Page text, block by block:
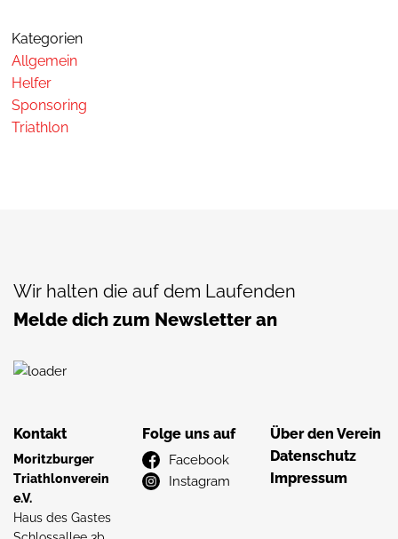
Kategorien
Allgemein
Helfer
Sponsoring
Triathlon
Wir halten die auf dem Laufenden
Melde dich zum Newsletter an
Kontakt
Moritzburger
Triathlonverein
e.V.
Haus des Gastes
Folge uns auf
Facebook
Instagram
Über den Verein
Datenschutz
Impressum